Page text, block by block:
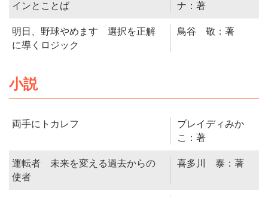
インとことば
ナ：著
明日、野球やめます 選択を正解
に導くロジック
鳥谷 敬：著
小説
両手にトカレフ
ブレイディみか
こ：著
運転者 未来を変える過去からの
使者
喜多川 泰：著